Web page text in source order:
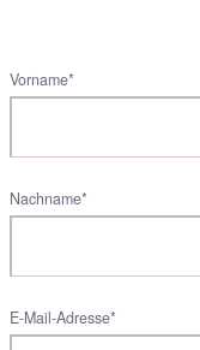
Vorname*
Nachname*
E-Mail-Adresse*